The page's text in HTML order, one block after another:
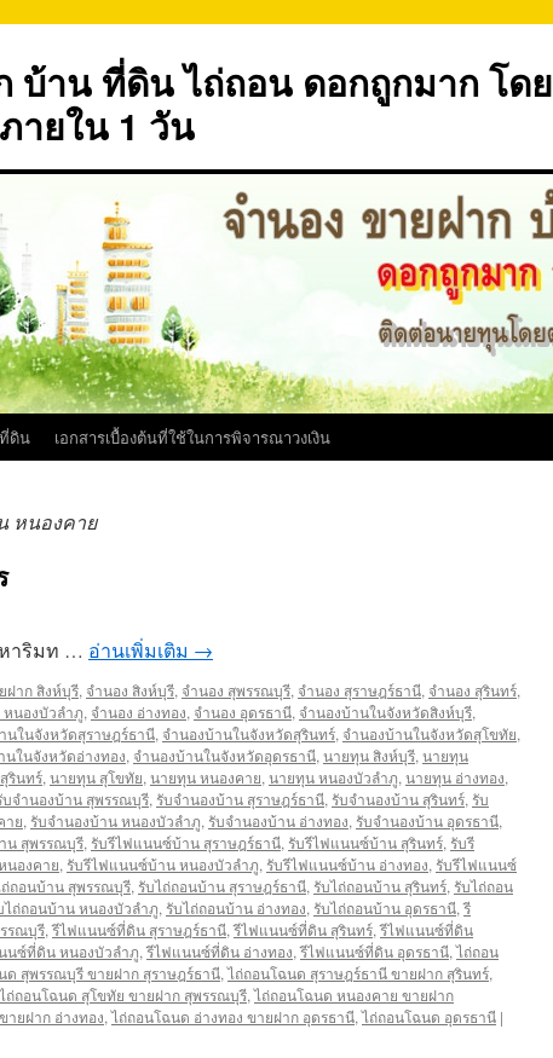
บ้าน ที่ดิน ไถ่ถอน ดอกถูกมาก โดย
ายใน 1 วัน
ดิน เอกสารเบื้องต้นที่ใช้ในการพิจารณาวงเงิน
หนองคาย
าริมท … อ่านเพิ่มเติม →
ฝาก สิงห์บุรี, จำนอง สิงห์บุรี, จำนอง สุพรรณบุรี, จำนอง สุราษฎร์ธานี, จำนอง สุรินทร์,
หนองบัวลำภู, จำนอง อ่างทอง, จำนอง อุดรธานี, จำนองบ้านในจังหวัดสิงห์บุรี,
นในจังหวัดสุราษฎร์ธานี, จำนองบ้านในจังหวัดสุรินทร์, จำนองบ้านในจังหวัดสุโขทัย,
นในจังหวัดอ่างทอง, จำนองบ้านในจังหวัดอุดรธานี, นายทุน สิงห์บุรี, นายทุน
รินทร์, นายทุน สุโขทัย, นายทุน หนองคาย, นายทุน หนองบัวลำภู, นายทุน อ่างทอง,
บจำนองบ้าน สุพรรณบุรี, รับจำนองบ้าน สุราษฎร์ธานี, รับจำนองบ้าน สุรินทร์, รับ
าย, รับจำนองบ้าน หนองบัวลำภู, รับจำนองบ้าน อ่างทอง, รับจำนองบ้าน อุดรธานี,
น สุพรรณบุรี, รับรีไฟแนนซ์บ้าน สุราษฎร์ธานี, รับรีไฟแนนซ์บ้าน สุรินทร์, รับรี
นองคาย, รับรีไฟแนนซ์บ้าน หนองบัวลำภู, รับรีไฟแนนซ์บ้าน อ่างทอง, รับรีไฟแนนซ์
ถ่ถอนบ้าน สุพรรณบุรี, รับไถ่ถอนบ้าน สุราษฎร์ธานี, รับไถ่ถอนบ้าน สุรินทร์, รับไถ่ถอน
ไถ่ถอนบ้าน หนองบัวลำภู, รับไถ่ถอนบ้าน อ่างทอง, รับไถ่ถอนบ้าน อุดรธานี,รี
รณบุรี,รีไฟแนนซ์ที่ดิน สุราษฎร์ธานี,รีไฟแนนซ์ที่ดิน สุรินทร์,รีไฟแนนซ์ที่ดิน
นซ์ที่ดิน หนองบัวลำภู,รีไฟแนนซ์ที่ดิน อ่างทอง,รีไฟแนนซ์ที่ดิน อุดรธานี,ไถ่ถอน
ด สุพรรณบุรี ขายฝาก สุราษฎร์ธานี,ไถ่ถอนโฉนด สุราษฎร์ธานี ขายฝาก สุรินทร์,
ไถ่ถอนโฉนด สุโขทัย ขายฝาก สุพรรณบุรี,ไถ่ถอนโฉนด หนองคาย ขายฝาก
ยฝาก อ่างทอง,ไถ่ถอนโฉนด อ่างทอง ขายฝาก อุดรธานี,ไถ่ถอนโฉนด อุดรธานี |